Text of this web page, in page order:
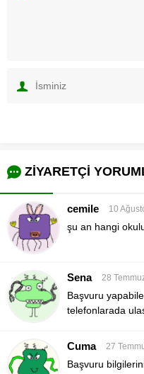
ZİYARETÇİ
cemile 10
şu an hangi
Sena 28
Başvuru
telefonlarada
Cuma 27
Başvuru